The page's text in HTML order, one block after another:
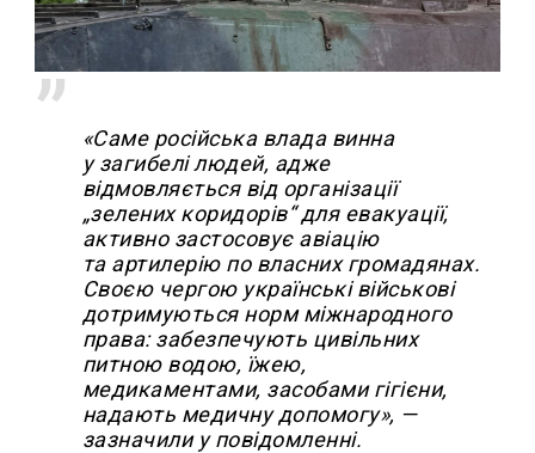
«Саме російська влада винна
у загибелі людей, адже
відмовляється від організації
„зелених коридорів“ для евакуації,
активно застосовує авіацію
та артилерію по власних громадянах.
Своєю чергою українські військові
дотримуються норм міжнародного
права: забезпечують цивільних
питною водою, їжею,
медикаментами, засобами гігієни,
надають медичну допомогу», —
зазначили у повідомленні.